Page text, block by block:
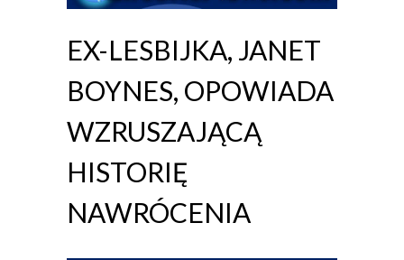
EX-LESBIJKA, JANET
BOYNES, OPOWIADA
WZRUSZAJĄCĄ
HISTORIĘ
NAWRÓCENIA